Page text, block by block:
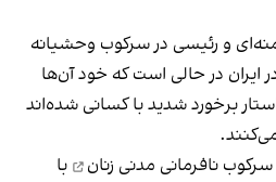
و رئیسی در سرکوب‌ وحشیانه
ایران در حالی‌ است که خود آن‌ها
برخورد شدید با کسانی شده‌اند
سرکوب نافرمانی مدنی زنان
با